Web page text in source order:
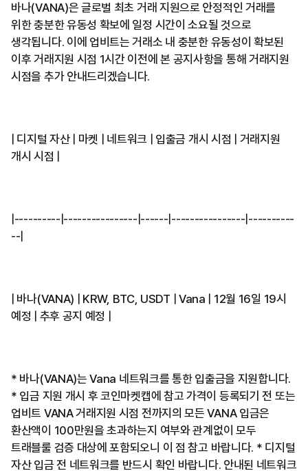
바나(VANA)은 글로벌 최초 거래 지원으로 안정적인 거래를
위한 충분한 유동성 확보에 일정 시간이 소요될 것으로
생각됩니다. 이에 업비트는 거래소 내 충분한 유동성이 확보된
이후 거래지원 시점 1시간 이전에 본 공지사항을 통해 거래지원
시점을 추가 안내드리겠습니다.
| 디지털 자산 | 마켓 | 네트워크 | 입출금 개시 시점 | 거래지원
개시 시점 |
|----------|----------------|------|----------------|----------
--|
| 바나(VANA) | KRW, BTC, USDT | Vana | 12월 16일 19시
예정 | 추후 공지 예정 |
* 바나(VANA)는 Vana 네트워크를 통한 입출금을 지원합니다.
* 입금 지원 개시 후 코인마켓캡에 참고 가격이 등록되기 전 또는
업비트 VANA 거래지원 시점 전까지의 모든 VANA 입금은
환산액이 100만원을 초과하는지 여부와 관계없이 모두
트래블룰 검증 대상에 포함되오니 이 점 참고 바랍니다. * 디지털
자산 입금 전 네트워크를 반드시 확인 바랍니다. 안내된 네트워크